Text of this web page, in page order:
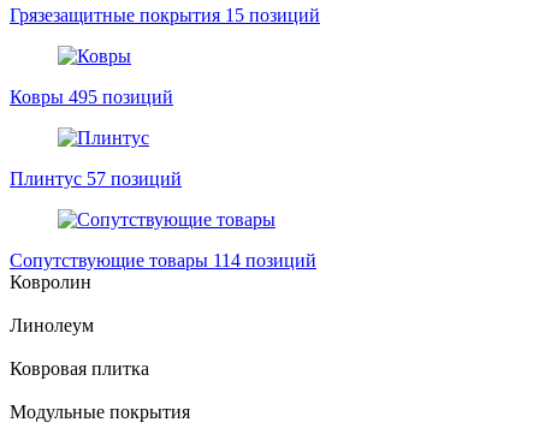
Грязезащитные покрытия 15 позиций
Ковры 495 позиций
Плинтус 57 позиций
Сопутствующие товары 114 позиций
Ковролин
Линолеум
Ковровая плитка
Модульные покрытия